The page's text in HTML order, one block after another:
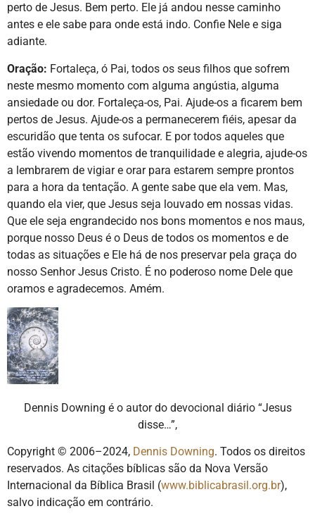
perto de Jesus. Bem perto. Ele já andou nesse caminho
antes e ele sabe para onde está indo. Confie Nele e siga
adiante.
Oração: Fortaleça, ó Pai, todos os seus filhos que sofrem
neste mesmo momento com alguma angústia, alguma
ansiedade ou dor. Fortaleça-os, Pai. Ajude-os a ficarem bem
pertos de Jesus. Ajude-os a permanecerem fiéis, apesar da
escuridão que tenta os sufocar. E por todos aqueles que
estão vivendo momentos de tranquilidade e alegria, ajude-os
a lembrarem de vigiar e orar para estarem sempre prontos
para a hora da tentação. A gente sabe que ela vem. Mas,
quando ela vier, que Jesus seja louvado em nossas vidas.
Que ele seja engrandecido nos bons momentos e nos maus,
porque nosso Deus é o Deus de todos os momentos e de
todas as situações e Ele há de nos preservar pela graça do
nosso Senhor Jesus Cristo. É no poderoso nome Dele que
oramos e agradecemos. Amém.
Dennis Downing é o autor do devocional diário “Jesus
disse…”,
Copyright © 2006–2024, Dennis Downing. Todos os direitos
reservados. As citações bíblicas são da Nova Versão
Internacional da Bíblica Brasil (www.biblicabrasil.org.br),
salvo indicação em contrário.